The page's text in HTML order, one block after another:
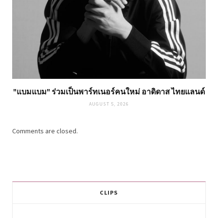
"แบมแบม" ร่วมเป็นพาร์ทเนอร์คนใหม่ อาดิดาส ไทยแลนด์
AUGUST 5, 2026
Comments are closed.
CLIPS